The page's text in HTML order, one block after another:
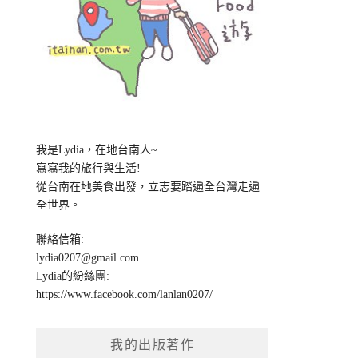
我是Lydia，在地台南人~
寫寫我的旅行與生活!
從台南在地美食出發，立志要踏遍全台灣走遍
全世界。
聯絡信箱:
lydia0207@gmail.com
Lydia的紛絲團:
https://www.facebook.com/lanlan0207/
我的出版著作